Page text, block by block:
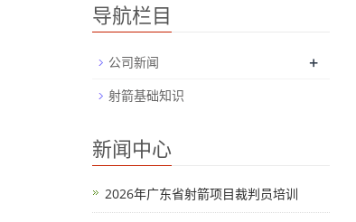
导航栏目
公司新闻 +
射箭基础知识
新闻中心
2026年广东省射箭项目裁判员培训